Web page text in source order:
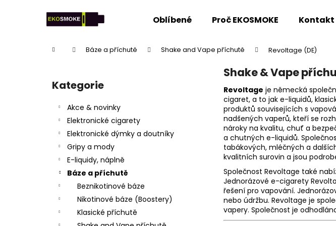
Oblíbené Proč EKOSMOKE Kontakt
Domů Báze a příchutě Shake and Vape příchutě Revoltage (DE)
Přeskočit
kategorie
Kategorie
Akce & novinky
Elektronické cigarety
Elektronické dýmky a doutníky
Gripy a mody
E-liquidy, náplně
Báze a příchutě
Beznikotinové báze
Nikotinové báze (Boostery)
Klasické příchutě
Shake & Vape
Revoltage je německá
cigaret, a to jak e-liquidů,
produktů souvisejících s
nadšených vaperů, kteří se
nároky na kvalitu, chuť a
a chutných e-liquidů.
tabákových, mléčných a
kvalitních surovin a jsou
Společnost Revoltage také
Jednorázové e-cigarety
řešení pro vapování.
nebo údržbu. Revoltage je
vapery. Společnost je
Zpět
Zpět
Co potřebujete
Doporučujeme